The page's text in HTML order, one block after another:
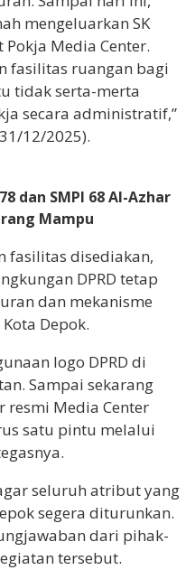
mengeluarkan SK
Media Center.
fasilitas ruangan bagi
tidak serta-merta
secara administratif,”
12/2025).
dan SMPI 68 Al-Azhar
Mampu
fasilitas disediakan,
DPRD tetap
dan mekanisme
Depok.
logo DPRD di
Sampai sekarang
Media Center
satu pintu melalui
seluruh atribut yang
segera diturunkan.
dari pihak-
tersebut.